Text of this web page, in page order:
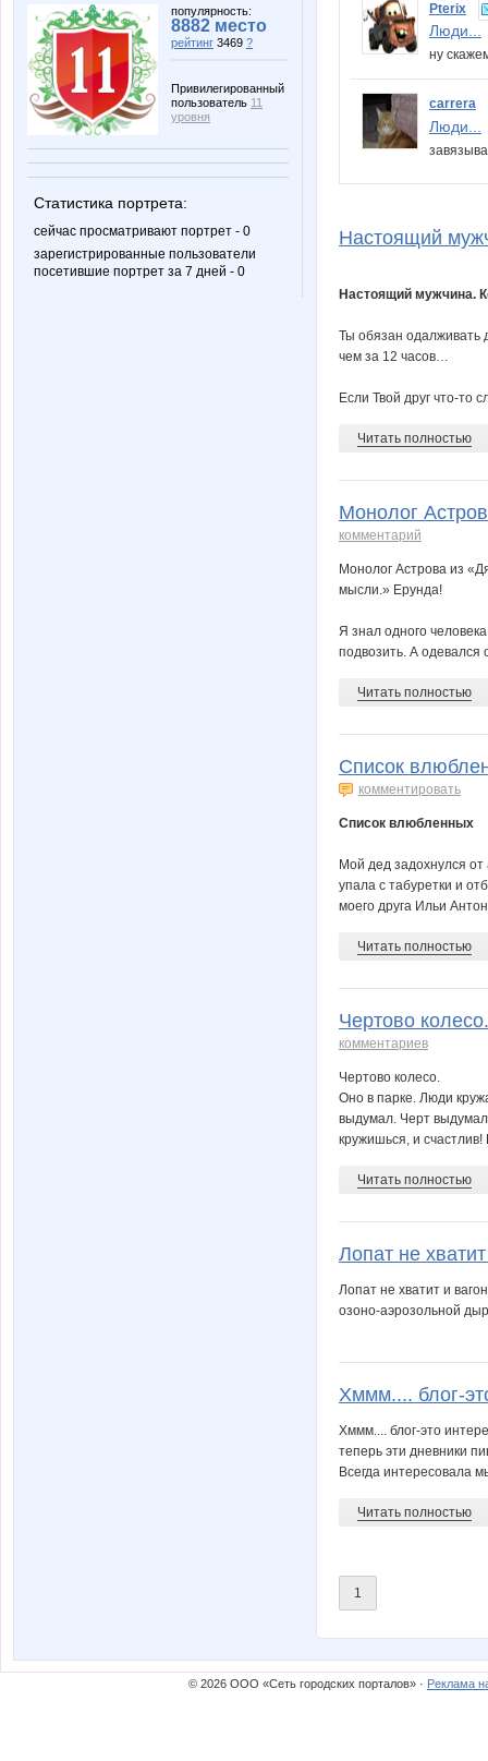
популярность:
8882 место
рейтинг 3469 ?
Привилегированный
пользователь 11
уровня
Статистика портрета:
сейчас просматривают портрет - 0
зарегистрированные пользователи
посетившие портрет за 7 дней - 0
Pterix
Люди...
ну
carrera
Люди...
Настоящий
Настоящий мужчина.
Ты обязан одалживать
чем за 12 часов…
Если Твой друг что-то
Читать полностью
Монолог
комментарий
Монолог Астрова из
мысли.» Ерунда!
Я знал одного
подвозить. А одевался
Читать полностью
Список
комментировать
Список влюбленных
Мой дед задохнулся
упала с табуретки и
моего друга Ильи
Читать полностью
Чертово
комментариев
Чертово колесо.
Оно в парке. Люди
выдумал. Черт выдумал
кружишься, и счастлив!
Читать полностью
Лопат не
Лопат не хватит и
озоно-аэрозольной
Хммм.... блог-
Хммм.... блог-это
теперь эти дневники
Всегда интересовала
Читать полностью
1
© 2026 ООО «Сеть городских порталов» · Реклама